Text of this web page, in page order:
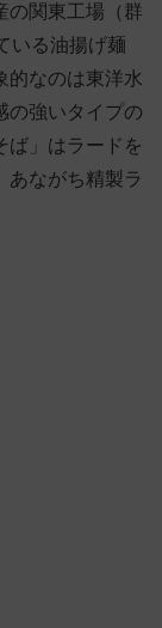
の関東工場（群
いる油揚げ麺
的なのは東洋水
の強いタイプの
ば」はラードを
あながち精製ラ